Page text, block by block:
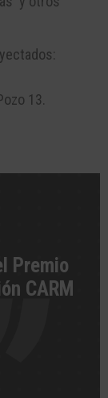
13.
Premio
CARM